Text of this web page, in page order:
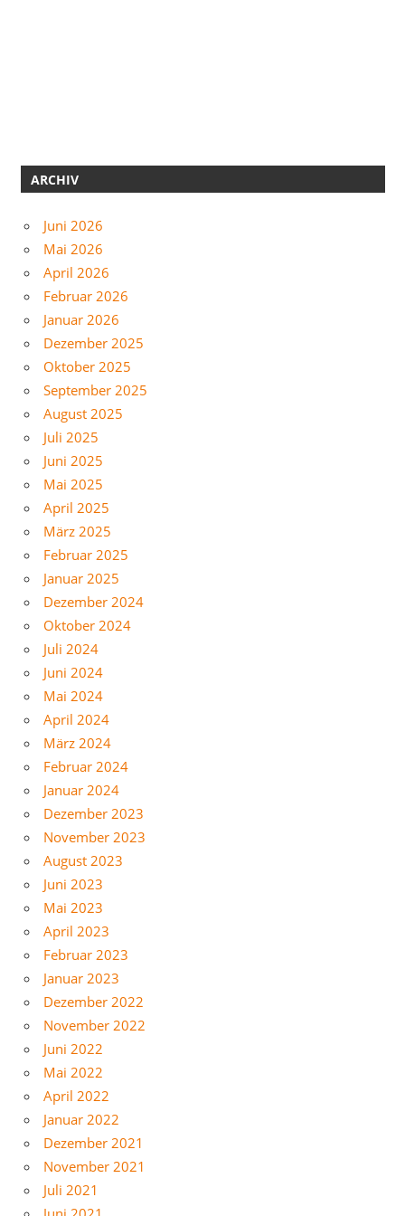
ARCHIV
Juni 2026
Mai 2026
April 2026
Februar 2026
Januar 2026
Dezember 2025
Oktober 2025
September 2025
August 2025
Juli 2025
Juni 2025
Mai 2025
April 2025
März 2025
Februar 2025
Januar 2025
Dezember 2024
Oktober 2024
Juli 2024
Juni 2024
Mai 2024
April 2024
März 2024
Februar 2024
Januar 2024
Dezember 2023
November 2023
August 2023
Juni 2023
Mai 2023
April 2023
Februar 2023
Januar 2023
Dezember 2022
November 2022
Juni 2022
Mai 2022
April 2022
Januar 2022
Dezember 2021
November 2021
Juli 2021